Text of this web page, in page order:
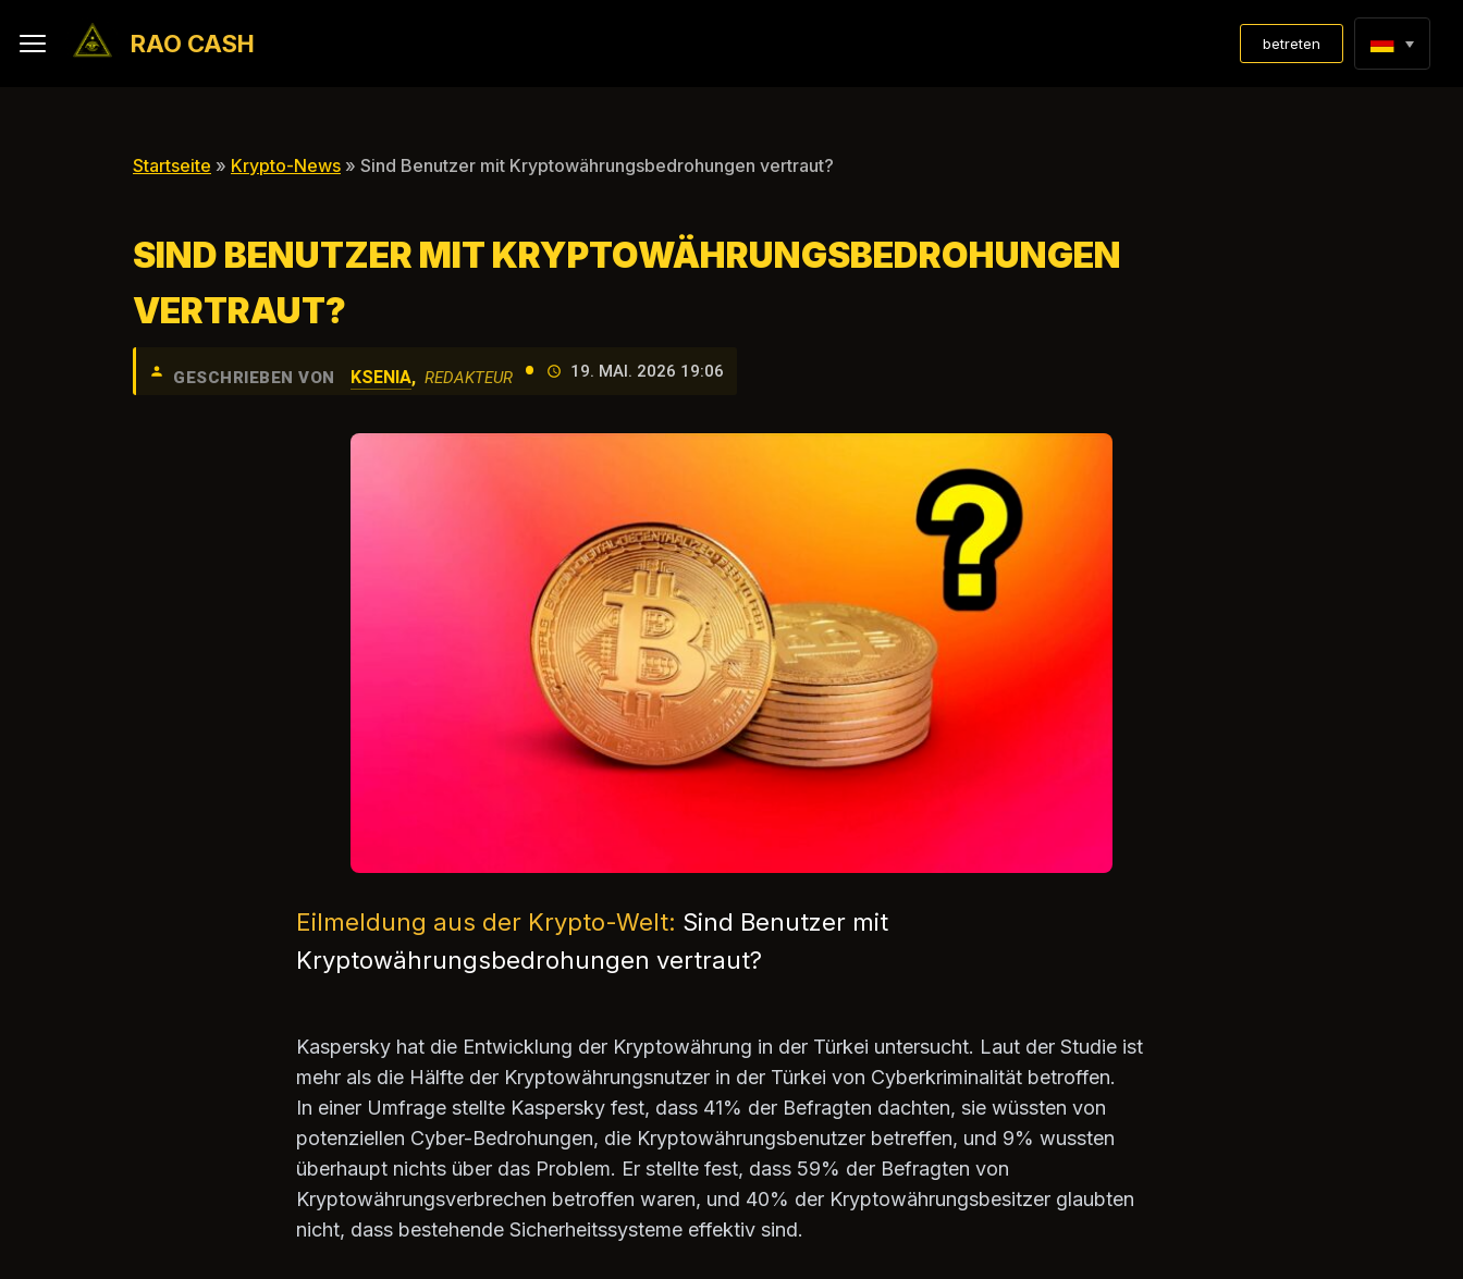
RAO CASH betreten
Startseite » Krypto-News » Sind Benutzer mit Kryptowährungsbedrohungen vertraut?
SIND BENUTZER MIT KRYPTOWÄHRUNGSBEDROHUNGEN
VERTRAUT?
GESCHRIEBEN VON KSENIA, REDAKTEUR • 19. MAI. 2026 19:06
Eilmeldung aus der Krypto-Welt: Sind Benutzer mit
Kryptowährungsbedrohungen vertraut?
Kaspersky hat die Entwicklung der Kryptowährung in der Türkei untersucht. Laut der Studie ist
mehr als die Hälfte der Kryptowährungsnutzer in der Türkei von Cyberkriminalität betroffen.
In einer Umfrage stellte Kaspersky fest, dass 41% der Befragten dachten, sie wüssten von
potenziellen Cyber-Bedrohungen, die Kryptowährungsbenutzer betreffen, und 9% wussten
überhaupt nichts über das Problem. Er stellte fest, dass 59% der Befragten von
Kryptowährungsverbrechen betroffen waren, und 40% der Kryptowährungsbesitzer glaubten
nicht, dass bestehende Sicherheitssysteme effektiv sind.